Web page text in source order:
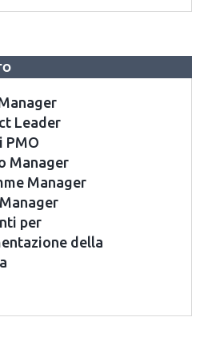
Leader
PMO
Manager
Manager
per
della